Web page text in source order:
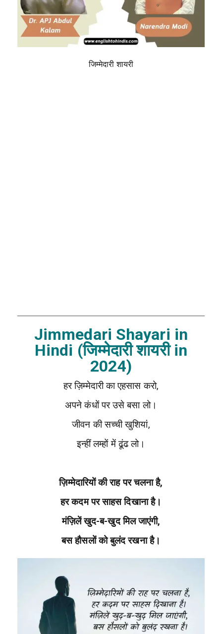
जिम्मेदारी शायरी
Jimmedari Shayari in
Hindi (जिम्मेदारी शायरी in
2024)
हर ज़िम्मेदारी का एहसास करो,
अपने कंधों पर उसे बसा लो।
जीवन की सच्ची खुशियां,
इन्हीं लम्हों में ढूंढ लो।
ज़िम्मेदारियों की राह पर चलना है,
हर कदम पर साहस दिखाना है।
मंज़िलें खुद-ब-खुद मिल जाएंगी,
बस हौसलों को बुलंद रखना है।